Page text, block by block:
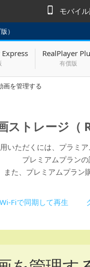
モバイ
）
RealPlayer
有償版
画を管理する
ストレージ
いただくには、プラミ
プレミアムプラン
また、プレミアムプラン
Wi-Fiで同期して再生